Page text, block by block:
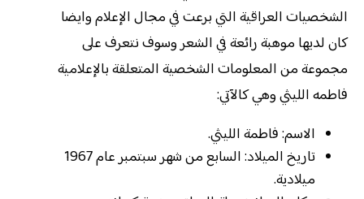
الشخصيات العراقية التي برعت في مجال الإعلام وايضا
كان لديها موهبة رائعة في الشعر وسوف نتعرف على
مجموعة من المعلومات الشخصية المتعلقة بالإعلامية
فاطمه الليثي وهي كالآتي:
الاسم: فاطمة الليثي.
تاريخ الميلاد: السابع من شهر سبتمبر عام 1967
ميلادية.